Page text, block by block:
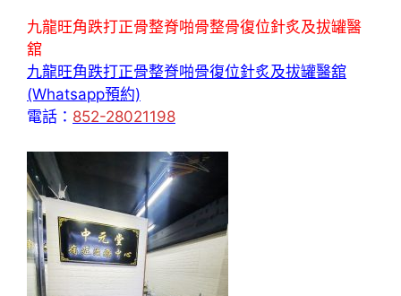
九龍旺角跌打正骨整脊啪骨整骨復位針炙及拔罐醫
舘
九龍旺角跌打正骨整脊啪骨復位針炙及拔罐醫舘
(Whatsapp預約)
電話： 852-28021198